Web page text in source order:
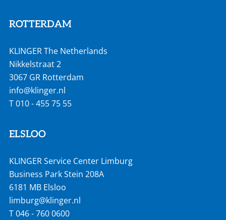
ROTTERDAM
KLINGER The Netherlands
Nikkelstraat 2
3067 GR Rotterdam
info@klinger.nl
T010 - 455 75 55
ELSLOO
KLINGER Service Center Limburg
Business Park Stein 208A
6181 MB Elsloo
limburg@klinger.nl
T046 - 760 0600